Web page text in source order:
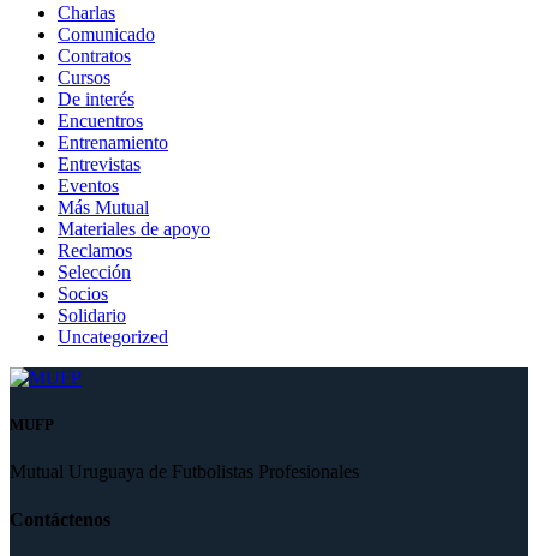
Charlas
Comunicado
Contratos
Cursos
De interés
Encuentros
Entrenamiento
Entrevistas
Eventos
Más Mutual
Materiales de apoyo
Reclamos
Selección
Socios
Solidario
Uncategorized
MUFP
Mutual Uruguaya de Futbolistas Profesionales
Contáctenos